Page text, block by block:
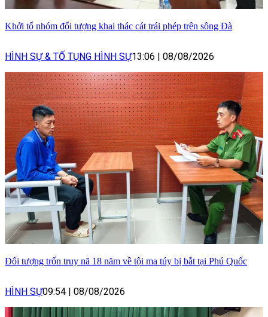
Khởi tố nhóm đối tượng khai thác cát trái phép trên sông Đà
HÌNH SỰ & TỐ TỤNG HÌNH SỰ13:06 | 08/08/2026
Đối tượng trốn truy nã 18 năm về tội ma túy bị bắt tại Phú Quốc
HÌNH SỰ09:54 | 08/08/2026